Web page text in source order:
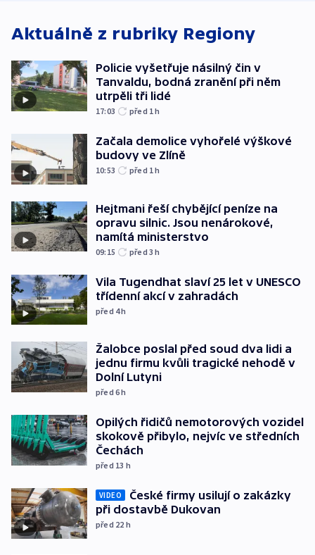
Aktuálně z rubriky Regiony
Policie vyšetřuje násilný čin v
Tanvaldu, bodná zranění při něm
utrpěli tři lidé
17:03 před 1h
Začala demolice vyhořelé výškové
budovy ve Zlíně
10:53 před 1h
Hejtmani řeší chybějící peníze na
opravu silnic. Jsou nenárokové,
namítá ministerstvo
09:15 před 3h
Vila Tugendhat slaví 25 let v UNESCO
třídenní akcí v zahradách
před 4h
Žalobce poslal před soud dva lidi a
jednu firmu kvůli tragické nehodě v
Dolní Lutyni
před 6h
Opilých řidičů nemotorových vozidel
skokově přibylo, nejvíc ve středních
Čechách
před 13 h
VIDEO
České firmy usilují o zakázky
při dostavbě Dukovan
před 22 h